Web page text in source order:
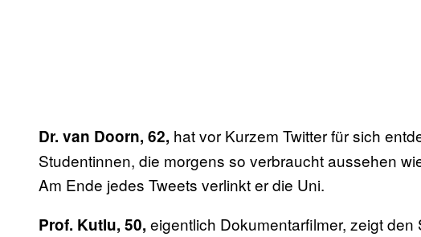
Dr. van Doorn, 62, hat vor Kurzem Twitter für sich
Studentinnen, die morgens so verbraucht aussehen
Am Ende jedes Tweets verlinkt er die Uni.
Prof. Kutlu, 50, eigentlich Dokumentarfilmer, zeigt